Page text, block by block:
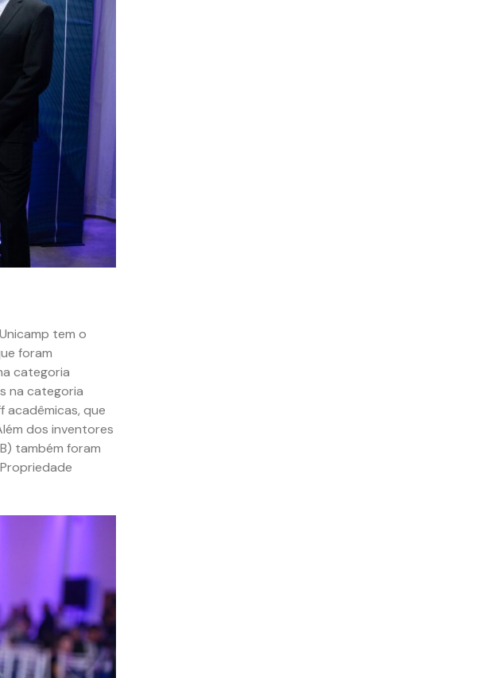
tem o
foram
categoria
na categoria
acadêmicas, que
dos inventores
também foram